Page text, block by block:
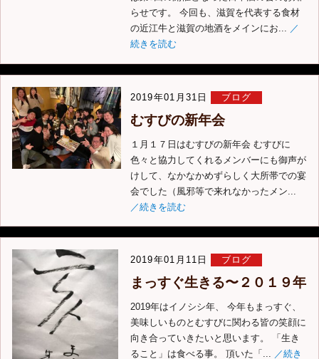
らせです。 今回も、滋賀を代表する食材
の近江牛と滋賀の地酒をメインにお... ／
続きを読む
2019年01月31日 ブログ
むすびの新年会
１月１７日はむすびの新年会 むすびに
色々と協力してくれるメンバーにも御声が
けして、なかなかめずらしく大所帯での宴
会でした（風邪等で来れなかったメン...
／続きを読む
2019年01月11日 ブログ
まっすぐ生きる〜２０１９年
2019年はイノシシ年、 今年もまっすぐ、
美味しいものとむすびに関わる皆の笑顔に
向き合っていきたいと思います。 「生き
ること」は食べる事。 頂いた「... ／続き